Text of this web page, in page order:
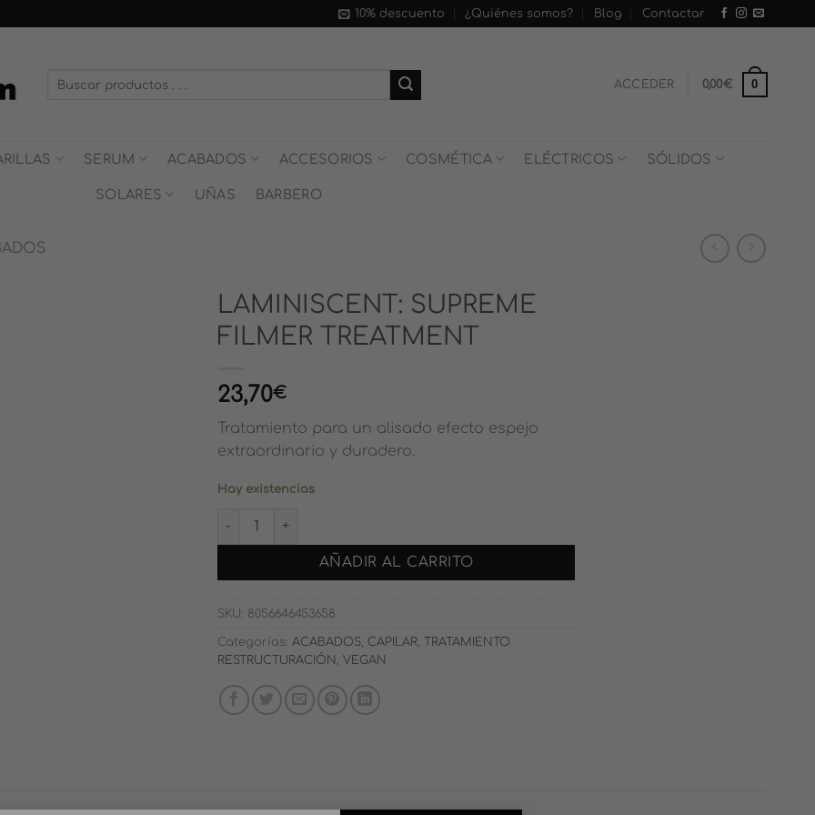
10% descuento ¿Quiénes somos? Blog Contactar
ACCEDER 0,00€ 0
SERUM ACABADOS ACCESORIOS COSMÉTICA ELÉCTRICOS SÓLIDOS
SOLARES UÑAS BARBERO
LAMINISCENT: SUPREME
FILMER TREATMENT
23,70€
Tratamiento para un alisado efecto espejo
extraordinario y duradero.
Hay existencias
LAMINISCENT: SUPREME FILMER TREATMENT cantidad
AÑADIR AL CARRITO
SKU: 8056646453658
Categorías: ACABADOS CAPILAR TRATAMIENTO
RESTRUCTURACIÓN
VEGAN